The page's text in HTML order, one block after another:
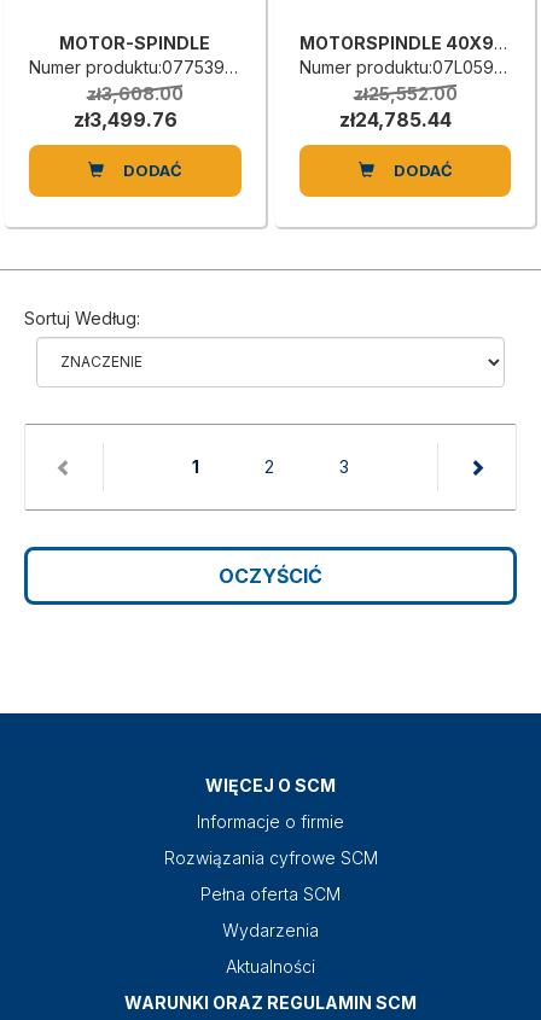
MOTOR-SPINDLE
Numer produktu:0775390028G
zł3,608.00
zł3,499.76
DODAĆ
MOTORSPINDLE 40X93 10.5KW 100HZ 6000R
Numer produktu:07L0598788B
zł25,552.00
zł24,785.44
DODAĆ
Sortuj Według:
1(current)
2 3
OCZYŚCIĆ
WIĘCEJ O SCM
Informacje o firmie
Rozwiązania cyfrowe SCM
Pełna oferta SCM
Wydarzenia
Aktualności
WARUNKI ORAZ REGULAMIN SCM